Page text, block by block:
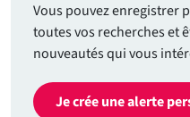
Vous pouvez enregistrer
toutes vos recherches et
nouveautés qui vous
Je crée une alerte